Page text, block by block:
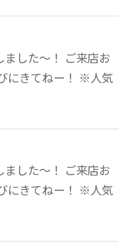
ました〜！ ご来店お
にきてねー！ ※人気
ました〜！ ご来店お
にきてねー！ ※人気